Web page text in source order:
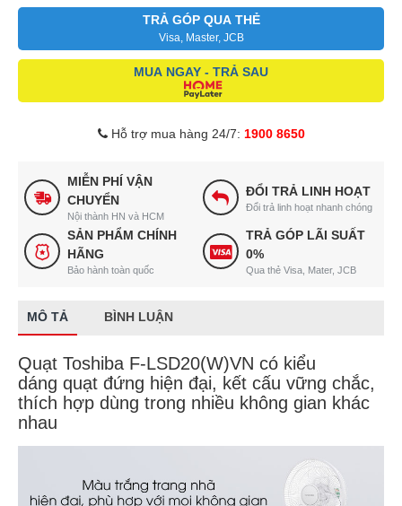
TRẢ GÓP QUA THẺ
Visa, Master, JCB
MUA NGAY - TRẢ SAU
Hỗ trợ mua hàng 24/7: 1900 8650
MIỄN PHÍ VẬN
CHUYỂN
Nội thành HN và HCM
ĐỔI TRẢ LINH HOẠT
Đổi trả linh hoạt nhanh chóng
SẢN PHẨM CHÍNH
HÃNG
Bảo hành toàn quốc
TRẢ GÓP LÃI SUẤT
0%
Qua thẻ Visa, Mater, JCB
MÔ TẢ BÌNH LUẬN
Quạt Toshiba F-LSD20(W)VN có kiểu
dáng quạt đứng hiện đại, kết cấu vững chắc,
thích hợp dùng trong nhiều không gian khác
nhau